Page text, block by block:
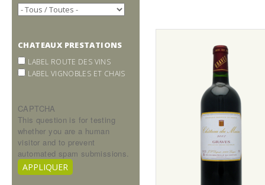
CHATEAUX PRESTATIONS
LABEL ROUTE DES VINS
LABEL VIGNOBLES ET CHAIS
CAPTCHA
This question is for testing
whether you are a human
visitor and to prevent
automated spam submissions.